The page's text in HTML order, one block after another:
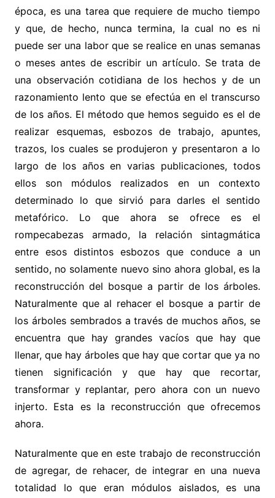
época, es una tarea que requiere de mucho tiempo
y que, de hecho, nunca termina, la cual no es ni
puede ser una labor que se realice en unas semanas
o meses antes de escribir un artículo. Se trata de
una observación cotidiana de los hechos y de un
razonamiento lento que se efectúa en el transcurso
de los años. El método que hemos seguido es el de
realizar esquemas, esbozos de trabajo, apuntes,
trazos, los cuales se produjeron y presentaron a lo
largo de los años en varias publicaciones, todos
ellos son módulos realizados en un contexto
determinado lo que sirvió para darles el sentido
metafórico. Lo que ahora se ofrece es el
rompecabezas armado, la relación sintagmática
entre esos distintos esbozos que conduce a un
sentido, no solamente nuevo sino ahora global, es la
reconstrucción del bosque a partir de los árboles.
Naturalmente que al rehacer el bosque a partir de
los árboles sembrados a través de muchos años, se
encuentra que hay grandes vacíos que hay que
llenar, que hay árboles que hay que cortar que ya no
tienen significación y que hay que recortar,
transformar y replantar, pero ahora con un nuevo
injerto. Esta es la reconstrucción que ofrecemos
ahora.
Naturalmente que en este trabajo de reconstrucción
de agregar, de rehacer, de integrar en una nueva
totalidad lo que eran módulos aislados, es una